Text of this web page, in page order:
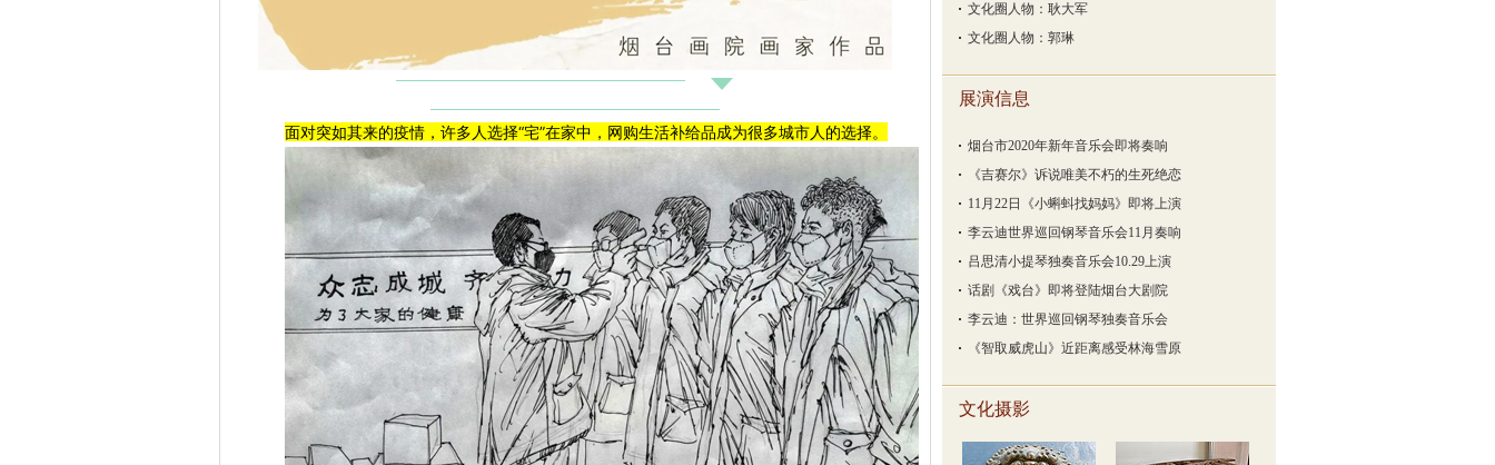
面对突如其来的疫情，许多人选择“宅”在家中，网购生活补给品成为很多城市人的选择。
文化圈人物：耿大军
文化圈人物：郭琳
展演信息
烟台市2020年新年音乐会即将奏响
《吉赛尔》诉说唯美不朽的生死绝恋
11月22日《小蝌蚪找妈妈》即将上演
李云迪世界巡回钢琴音乐会11月奏响
吕思清小提琴独奏音乐会10.29上演
话剧《戏台》即将登陆烟台大剧院
李云迪：世界巡回钢琴独奏音乐会
《智取威虎山》近距离感受林海雪原
文化摄影